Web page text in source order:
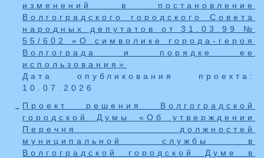
изменений в постановление
Волгоградского городского Совета
народных депутатов от 31.03.99 №
55/602 «О символике города-героя
Волгограда и порядке ее
использования»
Дата опубликования проекта:
10.07.2026
Проект решения Волгоградской
городской Думы «Об утверждении
Перечня должностей
муниципальной службы в
Волгоградской городской Думе в